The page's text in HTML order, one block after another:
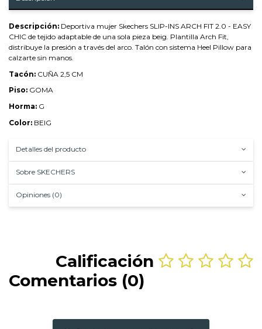
Descripción: Deportiva mujer Skechers SLIP-INS ARCH FIT 2.0 - EASY
CHIC de tejido adaptable de una sola pieza beig. Plantilla Arch Fit,
distribuye la presión a través del arco. Talón con sistema Heel Pillow para
calzarte sin manos.
Tacón: CUÑA 2,5 CM
Piso: GOMA
Horma: G
Color: BEIG
Detalles del producto
Sobre SKECHERS
Opiniones (0)
Calificación
Comentarios (0)